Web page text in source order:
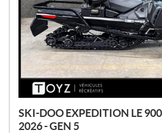
SKI-DOO EXPEDITION LE
2026 - GEN 5